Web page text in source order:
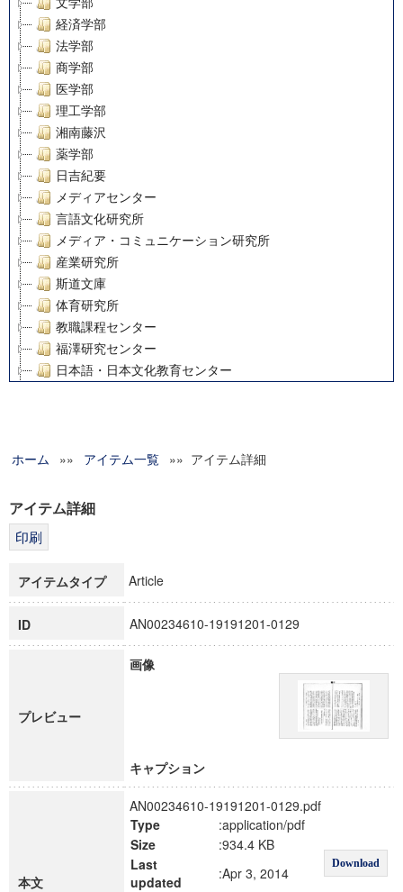
経済学部
法学部
商学部
医学部
理工学部
湘南藤沢
薬学部
日吉紀要
メディアセンター
言語文化研究所
メディア・コミュニケーション研究所
産業研究所
斯道文庫
体育研究所
教職課程センター
福澤研究センター
日本語・日本文化教育センター
グローバルリサーチインスティテュート
科学研究費補助金研究成果報告書
博士課程教育リーディングプログラム「超成熟社会発展のサ
ホーム »» アイテム一覧 »» アイテム詳細
アイテム詳細
アイテムタイプ Article
ID AN00234610-19191201-0129
プレビュー
画像
キャプション
本文
AN00234610-19191201-0129.pdf
Type
:application/pdf
Download
Size
:934.4 KB
Last
updated
:Apr 3, 2014